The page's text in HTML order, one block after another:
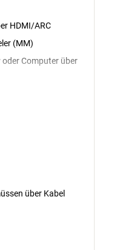
HDMI/ARC
(MM)
Computer über
über Kabel